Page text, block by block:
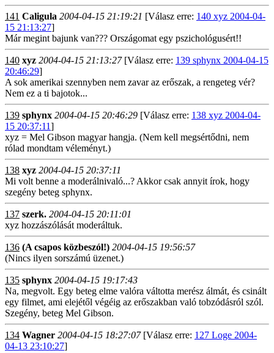
141 Caligula 2004-04-15 21:19:21 [Válasz erre: 140 xyz 2004-04-
15 21:13:27]
Már megint bajunk van??? Országomat egy pszichológusért!!
140 xyz 2004-04-15 21:13:27[Válasz erre: 139 sphynx 2004-04-15
20:46:29]
A sok amerikai szennyben nem zavar az erőszak, a rengeteg vér?
Nem ez a ti bajotok...
139 sphynx 2004-04-15 20:46:29 [Válasz erre: 138 xyz 2004-04-
15 20:37:11]
xyz = Mel Gibson magyar hangja. (Nem kell megsértődni, nem
rólad mondtam véleményt.)
138 xyz 2004-04-15 20:37:11
Mi volt benne a moderálnivaló...? Akkor csak annyit írok, hogy
szegény beteg sphynx.
137 szerk. 2004-04-15 20:11:01
xyz hozzászólását moderáltuk.
136 (A csapos közbeszól!) 2004-04-15 19:56:57
(Nincs ilyen sorszámú üzenet.)
135 sphynx 2004-04-15 19:17:43
Na, megvolt. Egy beteg elme valóra váltotta merész álmát, és csinált
egy filmet, ami elejétől végéig az erőszakban való tobzódásról szól.
Szegény, beteg Mel Gibson.
134 Wagner 2004-04-15 18:27:07[Válasz erre: 127 Loge 2004-
04-13 23:10:27]